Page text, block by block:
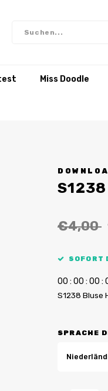
Miss Doodle
€4,00
SOFORT
00 : 00 : 00 :
S1238 Bluse
SPRACHE